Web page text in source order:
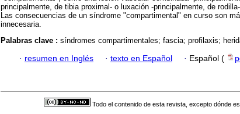
principalmente, de tibia proximal- o luxación -principalmente, de
Las consecuencias de un síndrome "compartimental" en curso son
innecesaria.
Palabras clave : síndromes compartimentales; fascia; profilaxis;
· resumen en Inglés · texto en Español · Español (
Todo el contenido de esta revista, excepto dónde